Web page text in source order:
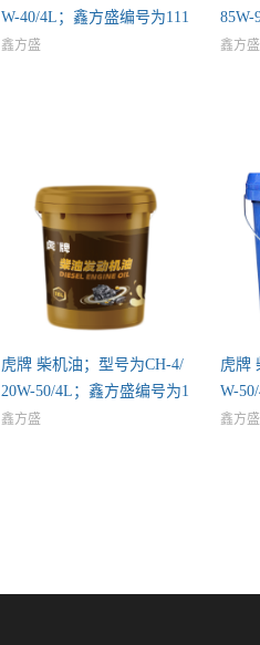
W-40/4L；鑫方盛编号为111
鑫方盛
85W-
鑫方盛
虎牌 柴机油；型号为CH-4/
20W-50/4L；鑫方盛编号为1
鑫方盛
虎牌
W-
鑫方盛